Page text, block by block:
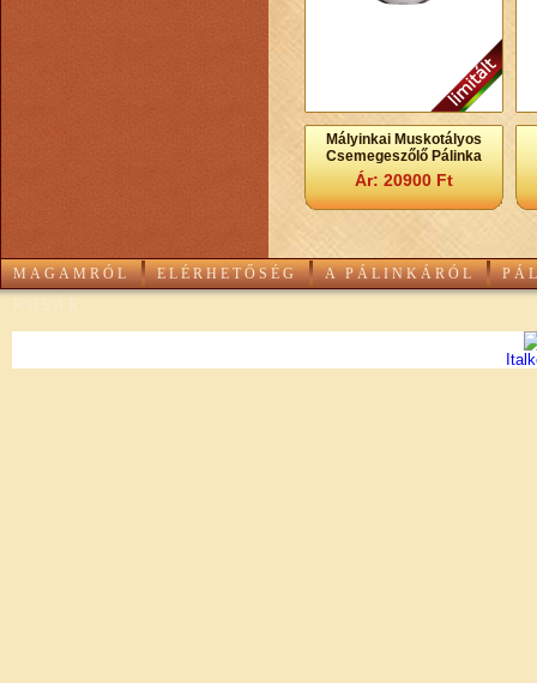
Mályinkai Muskotályos
Csemegeszőlő Pálinka
Ár: 20900 Ft
MAGAMRÓL ELÉRHETŐSÉG A PÁLINKÁRÓL
KOSÁR